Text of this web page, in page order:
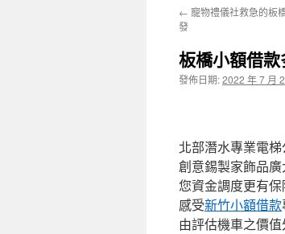
內
← 寵物禮儀社救急的板
發
板橋小額借
發佈日期:2022 年 7 月
北部潛水專業電梯
創意錫製家飾品
您資金調度更有保
感受新竹小額借款
由評估機車之價